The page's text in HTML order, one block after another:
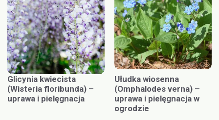
Glicynia kwiecista
(Wisteria floribunda) –
uprawa i pielęgnacja
Ułudka wiosenna
(Omphalodes verna) –
uprawa i pielęgnacja w
ogrodzie